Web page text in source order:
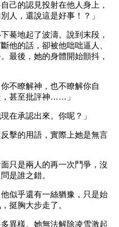
己的認見投射在他人身上，
人，還說這是好事！？」
驀地起了波濤。說到末段，
他的話，卻被他咄咄逼人、
最後，她的身體開始顫抖，
不瞭解神，也不瞭解你自
，甚至批評神……」
在承認出來。你呢？」
擊的用語，實際上她是無言
只是兩人的再一次鬥爭，沒
是誰之錯。
似乎還有一絲猶豫，只是始
挺胸大步走了。
異樣。她無法解除凌雪激起